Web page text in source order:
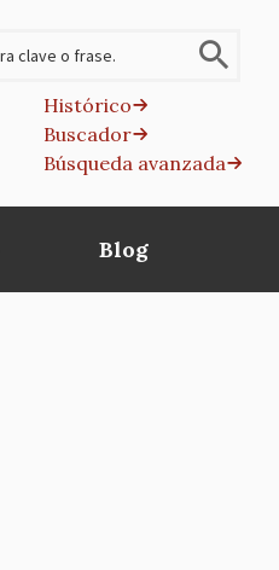
Histórico
Buscador
Búsqueda avanzada
Blog